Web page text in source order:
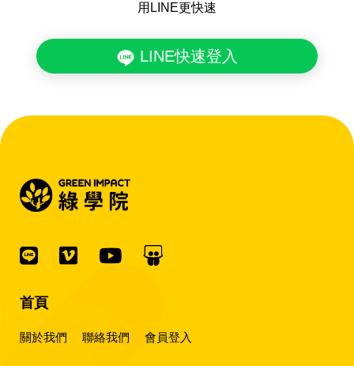
用LINE更快速
LINE快速登入
首頁
關於我們 聯絡我們 會員登入